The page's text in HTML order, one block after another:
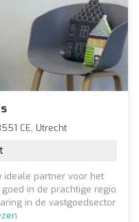
CE, Utrecht
ideale partner voor het
in de prachtige regio
in de vastgoedsector